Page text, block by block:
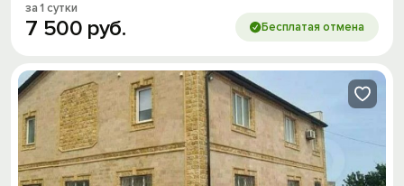
за 1 сутки
7 500 руб. Бесплатая отмена